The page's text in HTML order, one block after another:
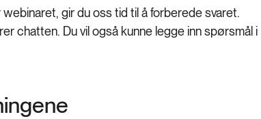
gir du oss tid til å forberede svaret.
chatten. Du vil også kunne legge inn spørsmål i